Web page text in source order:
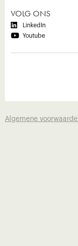
VOLG ONS
 LinkedIn
 Youtube
Algemene